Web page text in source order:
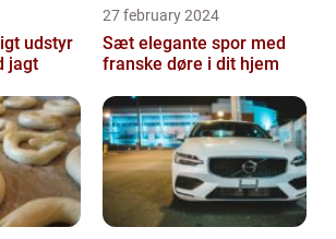
udstyr
jagt
27 february 2024
Sæt elegante spor med
franske døre i dit hjem